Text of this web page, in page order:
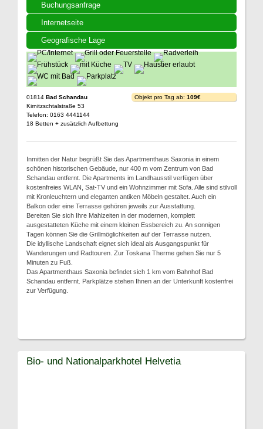
Buchungsanfrage
Internetseite
Geografische Lage
01814 Bad Schandau
Kirnitzschtalstraße 53
Telefon: 0163 4441144
18 Betten + zusätzlich Aufbettung
Objekt pro Tag ab: 109€
Inmitten der Natur begrüßt Sie das Apartmenthaus Saxonia in einem
schönen historischen Gebäude, nur 400 m vom Zentrum von Bad
Schandau entfernt. Die Apartments im Landhausstil verfügen über
kostenfreies WLAN, Sat-TV und ein Wohnzimmer mit Sofa. Alle sind stilvoll
mit Kronleuchtern und eleganten antiken Möbeln gestaltet. Auch ein
Balkon oder eine Terrasse gehören jeweils zur Ausstattung.
Bereiten Sie sich Ihre Mahlzeiten in der modernen, komplett
ausgestatteten Küche mit einem kleinen Essbereich zu. An sonnigen
Tagen können Sie die Grillmöglichkeiten auf der Terrasse nutzen.
Die idyllische Landschaft eignet sich ideal als Ausgangspunkt für
Wanderungen und Radtouren. Zur Toskana Therme gehen Sie nur 5
Minuten zu Fuß.
Das Apartmenthaus Saxonia befindet sich 1 km vom Bahnhof Bad
Schandau entfernt. Parkplätze stehen Ihnen an der Unterkunft kostenfrei
zur Verfügung.
Bio- und Nationalparkhotel Helvetia